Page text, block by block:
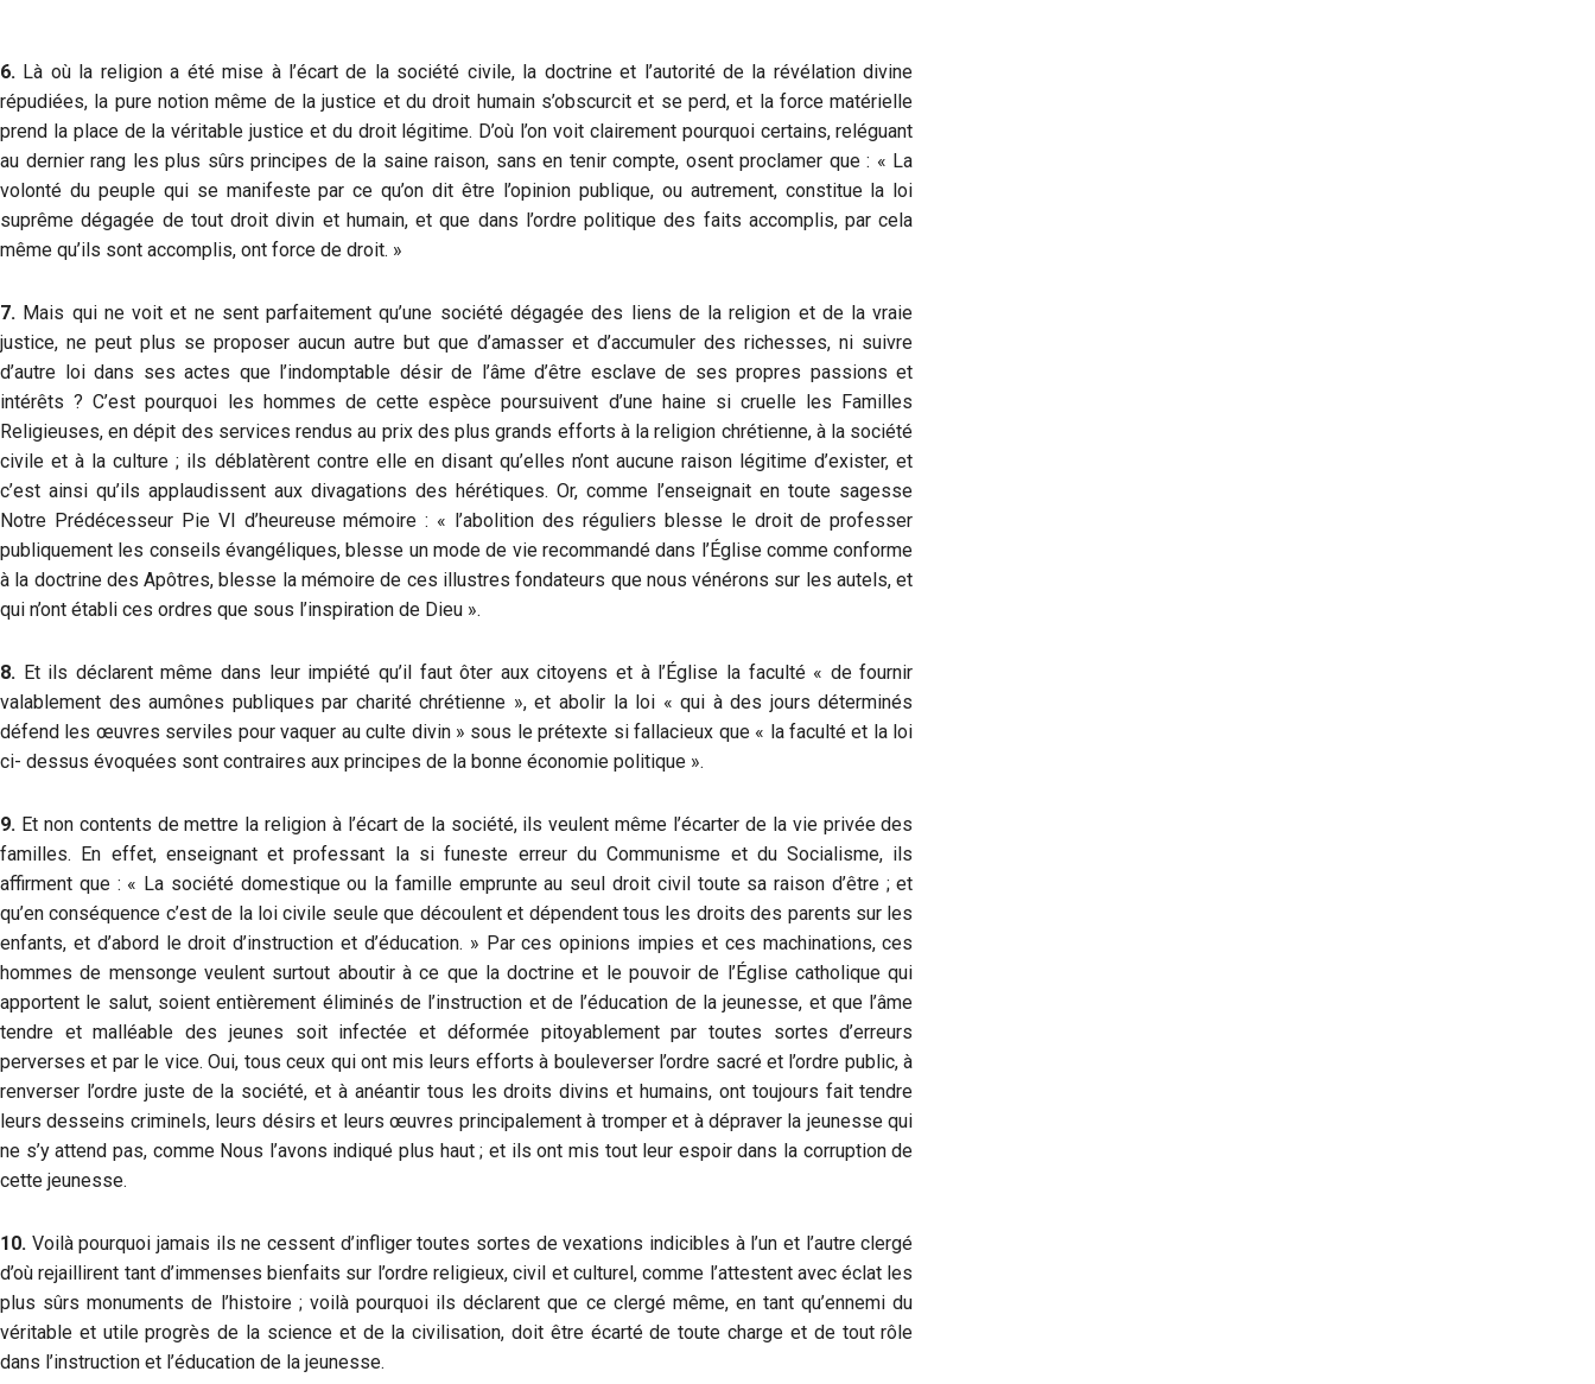
6. Là où la religion a été mise à l’écart de la société civile, la doctrine et l’autorité de la révélation divine
répudiées, la pure notion même de la justice et du droit humain s’obscurcit et se perd, et la force matérielle
prend la place de la véritable justice et du droit légitime. D’où l’on voit clairement pourquoi certains, reléguant
au dernier rang les plus sûrs principes de la saine raison, sans en tenir compte, osent proclamer que : « La
volonté du peuple qui se manifeste par ce qu’on dit être l’opinion publique, ou autrement, constitue la loi
suprême dégagée de tout droit divin et humain, et que dans l’ordre politique des faits accomplis, par cela
même qu’ils sont accomplis, ont force de droit. »
7. Mais qui ne voit et ne sent parfaitement qu’une société dégagée des liens de la religion et de la vraie
justice, ne peut plus se proposer aucun autre but que d’amasser et d’accumuler des richesses, ni suivre
d’autre loi dans ses actes que l’indomptable désir de l’âme d’être esclave de ses propres passions et
intérêts ? C’est pourquoi les hommes de cette espèce poursuivent d’une haine si cruelle les Familles
Religieuses, en dépit des services rendus au prix des plus grands efforts à la religion chrétienne, à la société
civile et à la culture ; ils déblatèrent contre elle en disant qu’elles n’ont aucune raison légitime d’exister, et
c’est ainsi qu’ils applaudissent aux divagations des hérétiques. Or, comme l’enseignait en toute sagesse
Notre Prédécesseur Pie VI d’heureuse mémoire : « l’abolition des réguliers blesse le droit de professer
publiquement les conseils évangéliques, blesse un mode de vie recommandé dans l’Église comme conforme
à la doctrine des Apôtres, blesse la mémoire de ces illustres fondateurs que nous vénérons sur les autels, et
qui n’ont établi ces ordres que sous l’inspiration de Dieu ».
8. Et ils déclarent même dans leur impiété qu’il faut ôter aux citoyens et à l’Église la faculté « de fournir
valablement des aumônes publiques par charité chrétienne », et abolir la loi « qui à des jours déterminés
défend les œuvres serviles pour vaquer au culte divin » sous le prétexte si fallacieux que « la faculté et la loi
ci- dessus évoquées sont contraires aux principes de la bonne économie politique ».
9. Et non contents de mettre la religion à l’écart de la société, ils veulent même l’écarter de la vie privée des
familles. En effet, enseignant et professant la si funeste erreur du Communisme et du Socialisme, ils
affirment que : « La société domestique ou la famille emprunte au seul droit civil toute sa raison d’être ; et
qu’en conséquence c’est de la loi civile seule que découlent et dépendent tous les droits des parents sur les
enfants, et d’abord le droit d’instruction et d’éducation. » Par ces opinions impies et ces machinations, ces
hommes de mensonge veulent surtout aboutir à ce que la doctrine et le pouvoir de l’Église catholique qui
apportent le salut, soient entièrement éliminés de l’instruction et de l’éducation de la jeunesse, et que l’âme
tendre et malléable des jeunes soit infectée et déformée pitoyablement par toutes sortes d’erreurs
perverses et par le vice. Oui, tous ceux qui ont mis leurs efforts à bouleverser l’ordre sacré et l’ordre public, à
renverser l’ordre juste de la société, et à anéantir tous les droits divins et humains, ont toujours fait tendre
leurs desseins criminels, leurs désirs et leurs œuvres principalement à tromper et à dépraver la jeunesse qui
ne s’y attend pas, comme Nous l’avons indiqué plus haut ; et ils ont mis tout leur espoir dans la corruption de
cette jeunesse.
10. Voilà pourquoi jamais ils ne cessent d’infliger toutes sortes de vexations indicibles à l’un et l’autre clergé
d’où rejaillirent tant d’immenses bienfaits sur l’ordre religieux, civil et culturel, comme l’attestent avec éclat les
plus sûrs monuments de l’histoire ; voilà pourquoi ils déclarent que ce clergé même, en tant qu’ennemi du
véritable et utile progrès de la science et de la civilisation, doit être écarté de toute charge et de tout rôle
dans l’instruction et l’éducation de la jeunesse.